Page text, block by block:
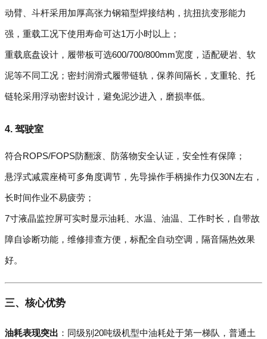
动臂、斗杆采用加厚高张力钢箱型焊接结构，抗扭抗变形能力
强，重载工况下使用寿命可达1万小时以上；
重载底盘设计，履带板可选600/700/800mm宽度，适配硬岩、软
泥等不同工况；密封润滑式履带链轨，保养间隔长，支重轮、托
链轮采用浮动密封设计，避免泥沙进入，磨损率低。
4. 驾驶室
符合ROPS/FOPS防翻滚、防落物安全认证，安全性有保障；
悬浮式减震座椅可多角度调节，先导操作手柄操作力仅30N左右，
长时间作业不易疲劳；
7寸液晶监控屏可实时显示油耗、水温、油温、工作时长，自带故
障自诊断功能，维修排查方便，标配全自动空调，隔音隔热效果
好。
三、核心优势
油耗表现突出 ：同级别20吨级机型中油耗处于第一梯队，普通土